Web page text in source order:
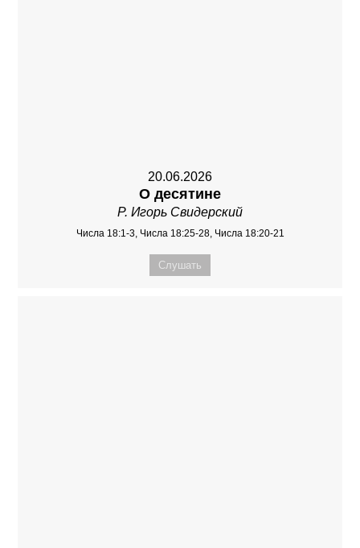
20.06.2026
О десятине
Р. Игорь Свидерский
Числа 18:1-3, Числа 18:25-28, Числа 18:20-21
Слушать